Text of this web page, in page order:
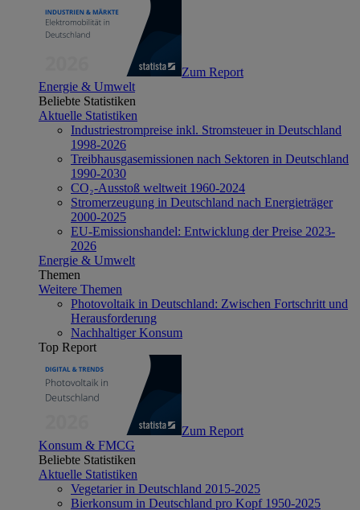
Zum Report
Energie & Umwelt
Beliebte Statistiken
Aktuelle Statistiken
Industriestrompreise inkl. Stromsteuer in Deutschland
1998-2026
Treibhausgasemissionen nach Sektoren in Deutschland
1990-2030
CO₂-Ausstoß weltweit 1960-2024
Stromerzeugung in Deutschland nach Energieträger
2000-2025
EU-Emissionshandel: Entwicklung der Preise 2023-
2026
Energie & Umwelt
Themen
Weitere Themen
Photovoltaik in Deutschland: Zwischen Fortschritt und
Herausforderung
Nachhaltiger Konsum
Top Report
Zum Report
Konsum & FMCG
Beliebte Statistiken
Aktuelle Statistiken
Vegetarier in Deutschland 2015-2025
Bierkonsum in Deutschland pro Kopf 1950-2025